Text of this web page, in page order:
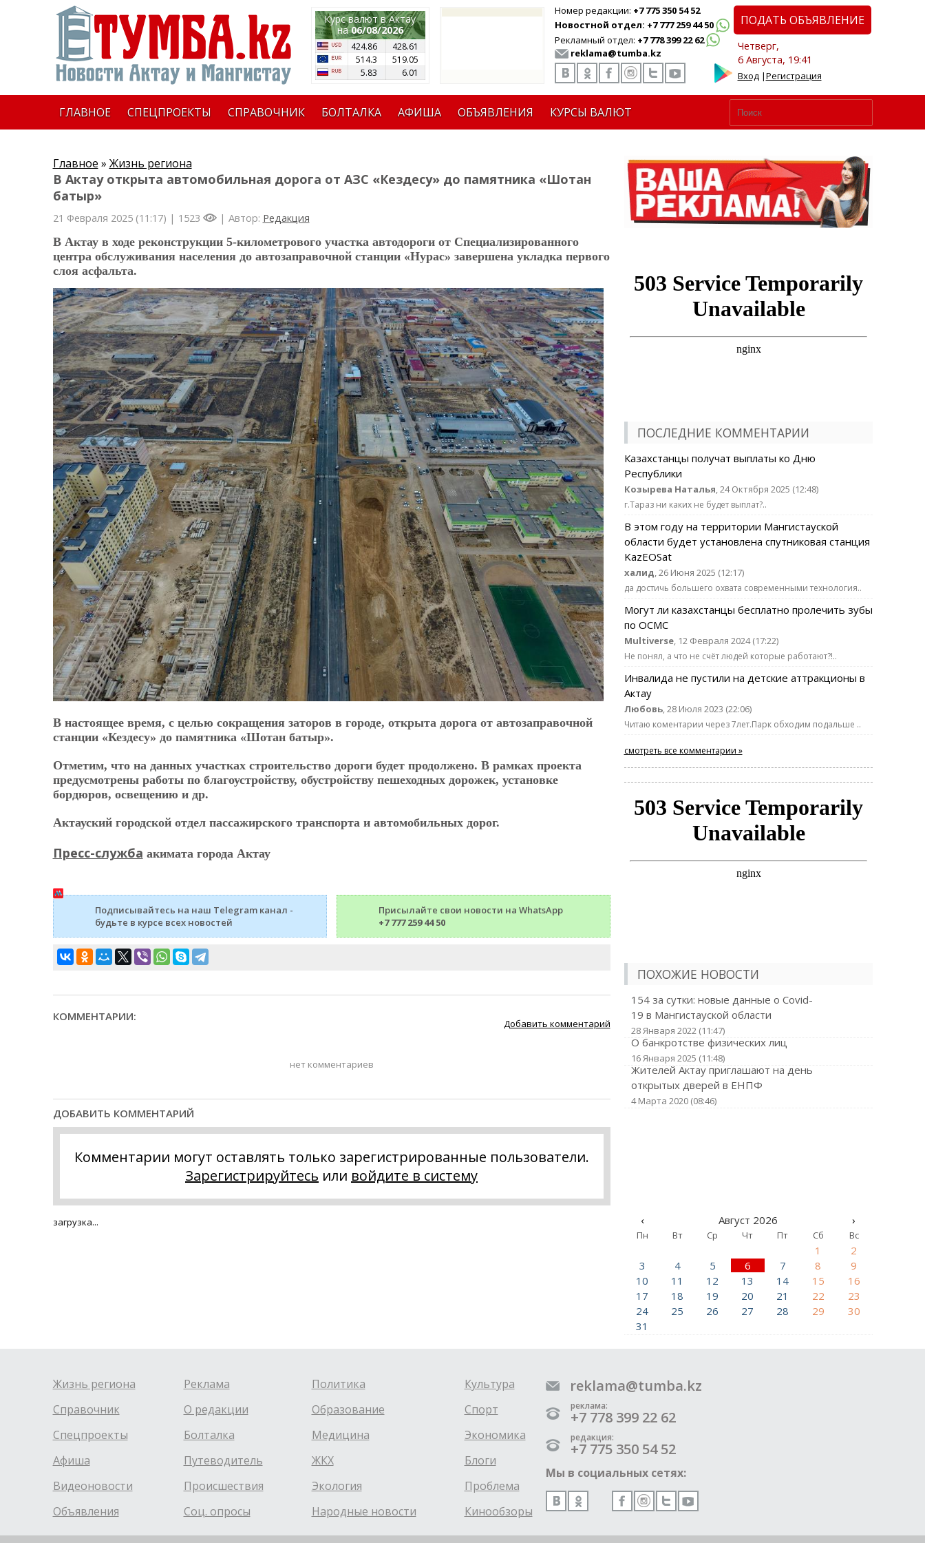
Курс валют в Актау
на06/08/2026
424.86
428.61
514.3
519.05
5.83
6.01
Номер редакции: +7 775 350 54 52
Новостной отдел: +7 777 259 44 50
Рекламный отдел: +7 778 399 22 62
reklama@tumba.kz
ПОДАТЬ ОБЪЯВЛЕНИЕ
Четверг,
6 Августа, 19:41
Вход|Регистрация
ГЛАВНОЕ СПЕЦПРОЕКТЫ СПРАВОЧНИК БОЛТАЛКА АФИША ОБЪЯВЛЕНИЯ КУРСЫ ВАЛЮТ
Главное » Жизнь региона
В Актау открыта автомобильная дорога от АЗС «Кездесу» до памятника «Шотан
батыр»
21 Февраля 2025 (11:17) | 1523 | Автор: Редакция
В Актау в ходе реконструкции 5-километрового участка автодороги от Специализированного
центра обслуживания населения до автозаправочной станции «Нурас» завершена укладка первого
слоя асфальта.
В настоящее время, с целью сокращения заторов в городе, открыта дорога от автозаправочной
станции «Кездесу» до памятника «Шотан батыр».
Отметим, что на данных участках строительство дороги будет продолжено. В рамках проекта
предусмотрены работы по благоустройству, обустройству пешеходных дорожек, установке
бордюров, освещению и др.
Актауский городской отдел пассажирского транспорта и автомобильных дорог.
Пресс-служба акимата города Актау
Подписывайтесь на наш Telegram канал -
будьте в курсе всех новостей
Присылайте свои новости на WhatsApp
+7 777 259 44 50
КОММЕНТАРИИ:
Добавить комментарий
нет комментариев
ДОБАВИТЬ КОММЕНТАРИЙ
Комментарии могут оставлять только зарегистрированные пользователи.
Зарегистрируйтесь или войдите в систему
загрузка...
ПОСЛЕДНИЕ КОММЕНТАРИИ
Казахстанцы получат выплаты ко Дню
Республики
Козырева Наталья, 24 Октября 2025 (12:48)
г.Тараз ни каких не будет выплат?..
В этом году на территории Мангистауской
области будет установлена спутниковая станция
KazEOSat
халид, 26 Июня 2025 (12:17)
да достичь большего охвата современными технология..
Могут ли казахстанцы бесплатно пролечить зубы
по ОСМС
Multiverse, 12 Февраля 2024 (17:22)
Не понял, а что не счёт людей которые работают?!..
Инвалида не пустили на детские аттракционы в
Актау
Любовь, 28 Июля 2023 (22:06)
Читаю коментарии через 7лет.Парк обходим подальше ..
смотреть все комментарии »
ПОХОЖИЕ НОВОСТИ
154 за сутки: новые данные о Covid-
19 в Мангистауской области
28 Января 2022 (11:47)
О банкротстве физических лиц
16 Января 2025 (11:48)
Жителей Актау приглашают на день
открытых дверей в ЕНПФ
4 Марта 2020 (08:46)
‹ Август 2026 ›
Пн Вт Ср Чт Пт Сб Вс
1
2
3
4 5 6 7 8
9
10
11 12 13 14 15
16
17
18 19 20 21 22
23
24
25 26 27 28 29
30
31
Жизнь региона
Справочник
Спецпроекты
Афиша
Видеоновости
Объявления
Реклама
О редакции
Болталка
Путеводитель
Происшествия
Соц. опросы
Политика
Образование
Медицина
ЖКХ
Экология
Народные новости
Культура
Спорт
Экономика
Блоги
Проблема
Кинообзоры
reklama@tumba.kz
реклама:
+7 778 399 22 62
редакция:
+7 775 350 54 52
Мы в социальных сетях: